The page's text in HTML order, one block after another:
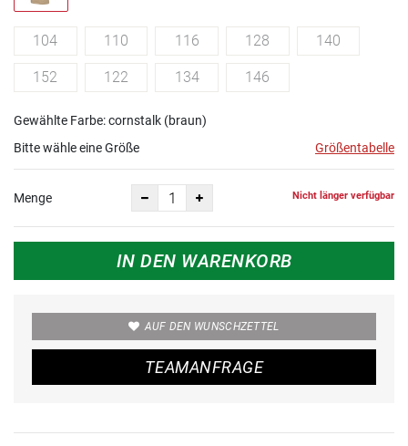
104 110 116 128 140
152 122 134 146
Gewählte Farbe: cornstalk (braun)
Bitte wähle eine Größe
Größentabelle
Menge Nicht länger verfügbar
IN DEN WARENKORB
AUF DEN WUNSCHZETTEL
TEAMANFRAGE